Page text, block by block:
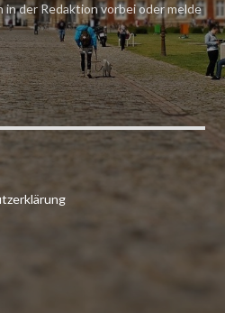
der Redaktion vorbei oder melde